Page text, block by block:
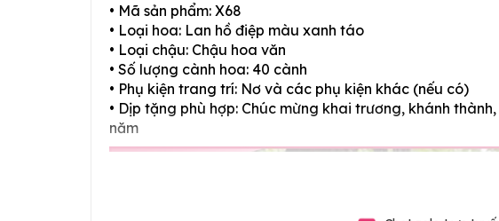
• Mã sản phẩm: X68
• Loại hoa: Lan hồ điệp màu xanh táo
• Loại chậu: Chậu hoa văn
• Số lượng cành hoa: 40 cành
• Phụ kiện trang trí: Nơ và các phụ kiện khác (nếu có)
• Dịp tặng phù hợp: Chúc mừng khai trương, khánh
năm